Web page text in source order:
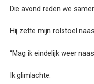
Die avond reden we
Hij zette mijn rolstoel
“Mag ik eindelijk weer
Ik glimlachte.